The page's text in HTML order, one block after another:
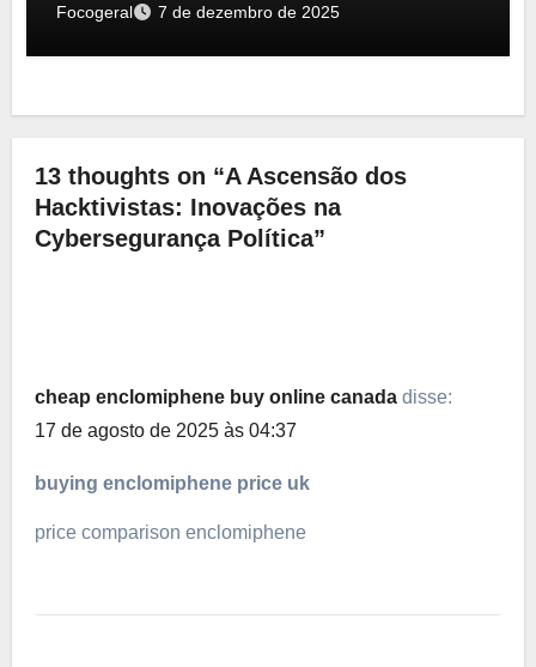
Focogeral 7 de dezembro de 2025
13 thoughts on “A Ascensão dos
Hacktivistas: Inovações na
Cybersegurança Política”
cheap enclomiphene buy online canada disse:
17 de agosto de 2025 às 04:37
buying enclomiphene price uk
price comparison enclomiphene